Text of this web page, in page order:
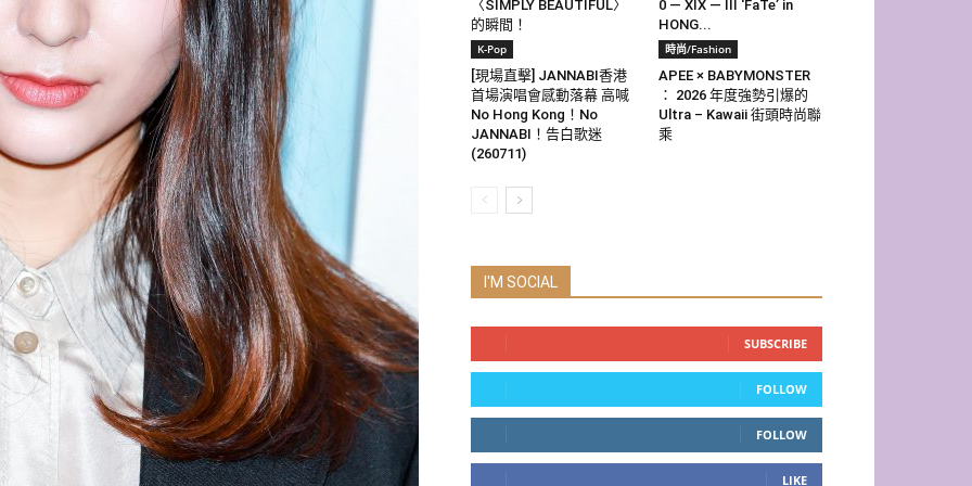
〈SIMPLY BEAUTIFUL〉
的瞬間！
0 — XIX — III ‘FaTe’ in
HONG...
K-Pop
[現場直擊] JANNABI香港
首場演唱會感動落幕 高喊
No Hong Kong！No
JANNABI！告白歌迷
(260711)
時尚/Fashion
APEE × BABYMONSTER
： 2026 年度強勢引爆的
Ultra – Kawaii 街頭時尚聯
乘
I'M SOCIAL
SUBSCRIBE
FOLLOW
FOLLOW
LIKE